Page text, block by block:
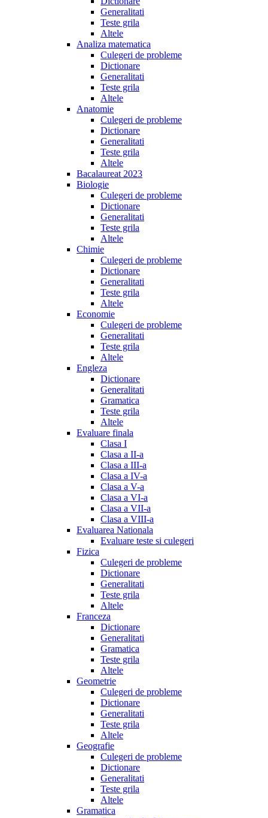
Generalitati
Teste grila
Altele
Analiza matematica
Culegeri de probleme
Dictionare
Generalitati
Teste grila
Altele
Anatomie
Culegeri de probleme
Dictionare
Generalitati
Teste grila
Altele
Bacalaureat 2023
Biologie
Culegeri de probleme
Dictionare
Generalitati
Teste grila
Altele
Chimie
Culegeri de probleme
Dictionare
Generalitati
Teste grila
Altele
Economie
Culegeri de probleme
Generalitati
Teste grila
Altele
Engleza
Dictionare
Generalitati
Gramatica
Teste grila
Altele
Evaluare finala
Clasa I
Clasa a II-a
Clasa a III-a
Clasa a IV-a
Clasa a V-a
Clasa a VI-a
Clasa a VII-a
Clasa a VIII-a
Evaluarea Nationala
Evaluare teste si culegeri
Fizica
Culegeri de probleme
Dictionare
Generalitati
Teste grila
Altele
Franceza
Dictionare
Generalitati
Gramatica
Teste grila
Altele
Geometrie
Culegeri de probleme
Dictionare
Generalitati
Teste grila
Altele
Geografie
Culegeri de probleme
Dictionare
Generalitati
Teste grila
Altele
Gramatica